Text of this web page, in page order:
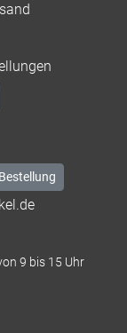
9 bis 15 Uhr